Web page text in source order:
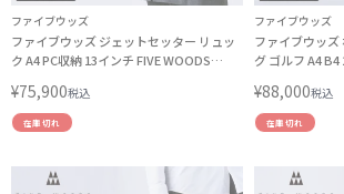
ファイブウッズ
ファイブウッズ ジェットセッター リュッ
ク A4 PC収納 13インチ FIVE WOODS
¥75,900税込
在庫切れ
ファイブウッズ
ファイブウッズ
グ ゴルフ A4 B4
¥88,000税込
在庫切れ